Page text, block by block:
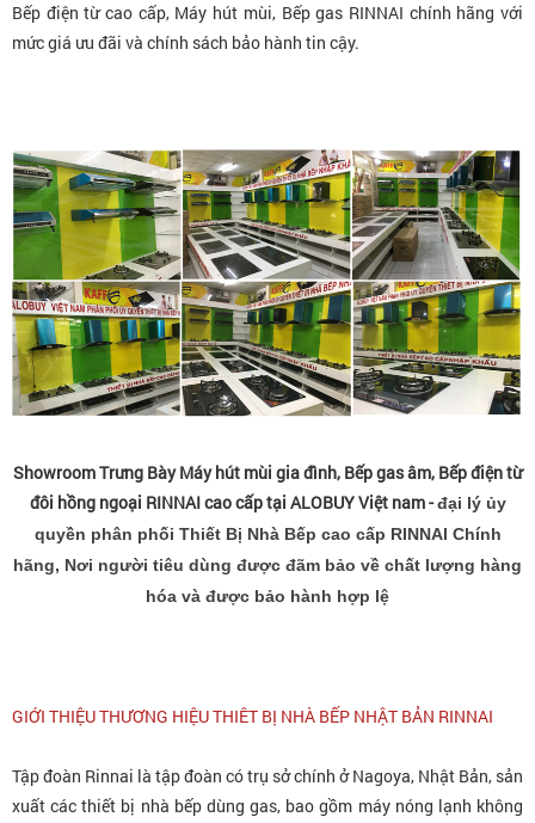
Bếp điện từ cao cấp, Máy hút mùi, Bếp gas RINNAI chính hãng với
mức giá ưu đãi và chính sách bảo hành tin cậy.
Showroom Trưng Bày Máy hút mùi gia đình, Bếp gas âm, Bếp điện từ
đôi hồng ngoại RINNAI cao cấp tại ALOBUY Việt nam -đại lý ủy
quyền phân phối Thiết Bị Nhà Bếp cao cấp RINNAI Chính
hãng, Nơi người tiêu dùng được đãm bảo về chất lượng hàng
hóa và được bảo hành hợp lệ
GIỚI THIỆU THƯƠNG HIỆU THIÊT BỊ NHÀ BẾP NHẬT BẢN RINNAI
Tập đoàn Rinnai là tập đoàn có trụ sở chính ở Nagoya, Nhật Bản, sản
xuất các thiết bị nhà bếp dùng gas, bao gồm máy nóng lạnh không